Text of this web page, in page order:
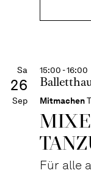
Sa
26
Sep
15:00 - 16:00
Mitmachen
Für alle